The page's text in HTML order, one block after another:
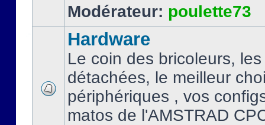
Modérateur: poulette73
Hardware
Le coin des bricoleurs,
détachées, le meilleur
périphériques , vos
matos de l'AMSTRAD